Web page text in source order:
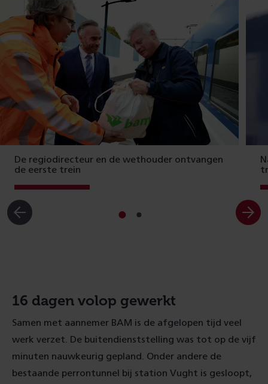
De regiodirecteur en de wethouder ontvangen
de eerste trein
Ga
Ga
16 dagen volop gewerkt
Samen met aannemer BAM is de afgelopen tijd veel
werk verzet.
De buitendienststelling was tot op de vijf
minuten nauwkeurig gepland. Onder andere de
bestaande perrontunnel bij station Vught is gesloopt,